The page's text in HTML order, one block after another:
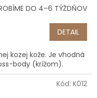
DO 4–6 TÝŽDŇOV
DETAIL
kozej kože. Je vhodná
body (krížom).
Kód: K012